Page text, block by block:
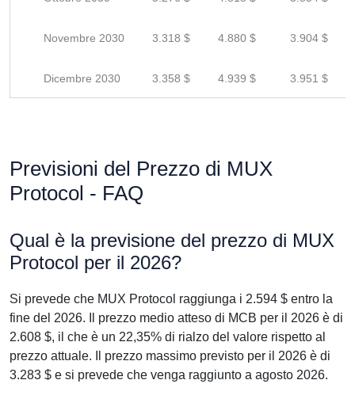
Novembre 2030 3.318 $ 4.880 $ 3.904 $
Dicembre 2030 3.358 $ 4.939 $ 3.951 $
Previsioni del Prezzo di MUX
Protocol - FAQ
Qual è la previsione del prezzo di MUX
Protocol per il 2026?
Si prevede che MUX Protocol raggiunga i 2.594 $ entro la
fine del 2026. Il prezzo medio atteso di MCB per il 2026 è di
2.608 $, il che è un 22,35% di rialzo del valore rispetto al
prezzo attuale. Il prezzo massimo previsto per il 2026 è di
3.283 $ e si prevede che venga raggiunto a agosto 2026.